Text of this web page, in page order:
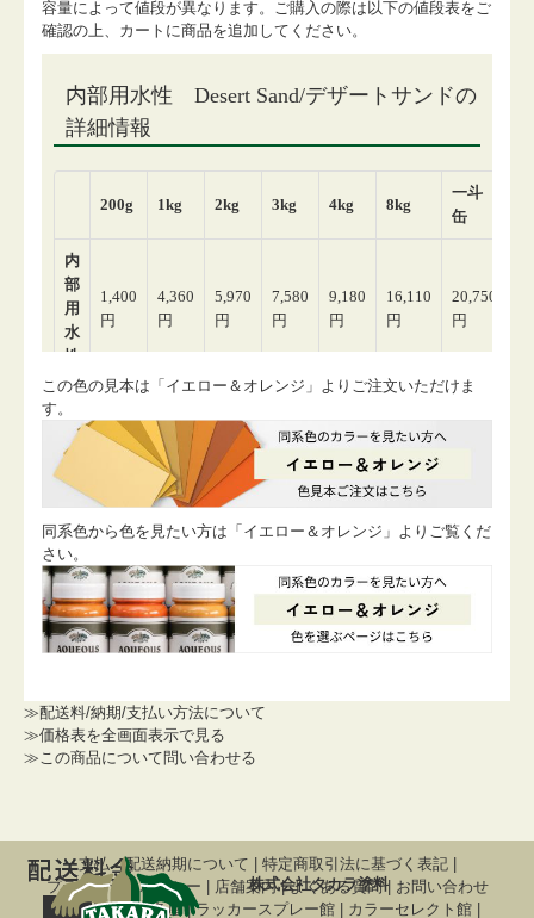
容量によって値段が異なります。ご購入の際は以下の値段表をご
確認の上、カートに商品を追加してください。
この色の見本は「イエロー＆オレンジ」よりご注文いただけま
す。
同系色から色を見たい方は「イエロー＆オレンジ」よりご覧くだ
さい。
≫配送料/納期/支払い方法について
≫価格表を全画面表示で見る
≫この商品について問い合わせる
株式会社タカラ塗料
支払・配送納期について 特定商取引法に基づく表記|
プライバシーポリシー
店舗案内| よくある質問| お問い合わせ
関連サイト 調色屋 | ラッカースプレー館 カラーセレクト館